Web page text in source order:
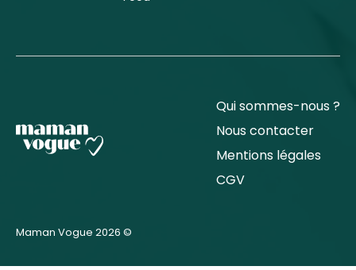
Qui sommes-nous ?
Nous contacter
Mentions légales
CGV
Maman Vogue 2026 ©